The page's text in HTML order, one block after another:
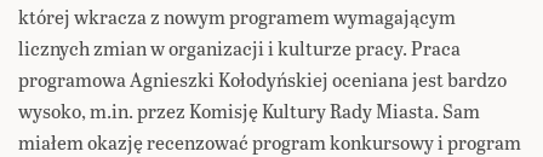
której wkracza z nowym programem wymagającym
licznych zmian w organizacji i kulturze pracy. Praca
programowa Agnieszki Kołodyńskiej oceniana jest bardzo
wysoko, m.in. przez Komisję Kultury Rady Miasta. Sam
miałem okazję recenzować program konkursowy i program